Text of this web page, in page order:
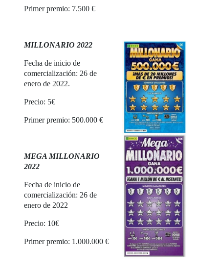
Primer premio: 7.500 €
MILLONARIO 2022
Fecha de inicio de
comercialización: 26 de
enero de 2022.
Precio: 5€
Primer premio: 500.000 €
MEGA MILLONARIO
2022
Fecha de inicio de
comercialización: 26 de
enero de 2022
Precio: 10€
Primer premio: 1.000.000 €